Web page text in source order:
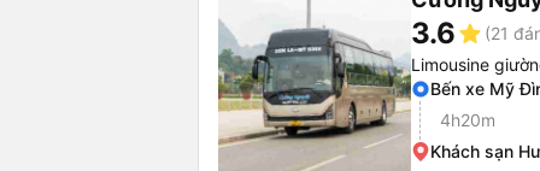
3.6star (21
Limousine
Bến xe Mỹ
4h20m
Khách sạn